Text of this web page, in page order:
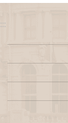
:::